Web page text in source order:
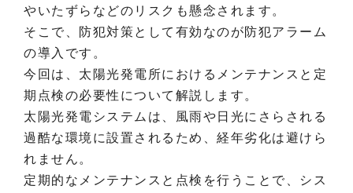
やいたずらなどのリスクも懸念されます。
そこで、防犯対策として有効なのが防犯アラーム
の導入です。
今回は、太陽光発電所におけるメンテナンスと定
期点検の必要性について解説します。
太陽光発電システムは、風雨や日光にさらされる
過酷な環境に設置されるため、経年劣化は避けら
れません。
定期的なメンテナンスと点検を行うことで、シス